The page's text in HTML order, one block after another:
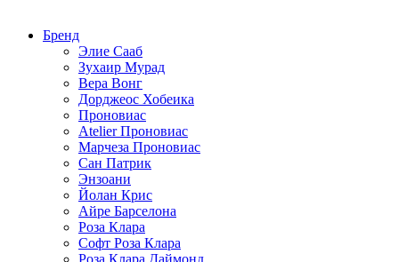
Бренд
Элие Сааб
Зухаир Мурад
Вера Вонг
Дорджеос Хобеика
Проновиас
Atelier Проновиас
Марчеза Проновиас
Сан Патрик
Энзоани
Йолан Крис
Айре Барселона
Роза Клара
Софт Роза Клара
Роза Клара Даймонд